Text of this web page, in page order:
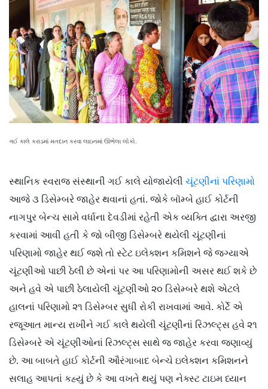
ગઈ કાલે કરાડમાં મતદાન કરવા લાઇનમાં ઊભેલા લોકો.
સ્થાનિક સ્વરાજ સંસ્થાની ગઈ કાલે યોજાયેલી ચૂંટણીનાં પરિણામો
આજે ૩ ડિસેમ્બરે જાહેર થવાનાં હતાં. જોકે બૉમ્બે હાઈ કોર્ટની
નાગપુર બેન્ચ સામે વર્ધાના દેવડીમાં રહેતી એક વ્યક્તિ દ્વારા અરજી
કરવામાં આવી હતી કે જો બીજી ડિસેમ્બરે થયેલી ચૂંટણીનાં
પરિણામો જાહેર થઈ જશે તો સ્ટેટ ઇલેક્શન કમિશને જે જગ્યાએ
ચૂંટણીઓ પાછી ઠેલી છે એનાં પર આ પરિણામોની અસર થઈ શકે છે
અને હવે એ પાછી ઠેલાયેલી ચૂંટણીઓ ૨૦ ડિસેમ્બરે થશે એટલે
હાલનાં પરિણામો ૨૧ ડિસેમ્બર સુધી રોકી રાખવામાં આવે. કોર્ટે એ
રજૂઆત માન્ય રાખીને ગઈ કાલે થયેલી ચૂંટણીનાં રિઝલ્ટ્સ હવે ૨૧
ડિસેમ્બરે એ ચૂંટણીઓનાં રિઝલ્ટ્સ સાથે જ જાહેર કરવા જણાવ્યું
છે. આ બાબતે હાઈ કોર્ટની ઔરંગાબાદ બેન્ચે ઇલેક્શન કમિશનને
સલાહ આપતાં કહ્યું છે કે આ વખતે થયું પણ નેક્સ્ટ ટાઇમ ધ્યાન